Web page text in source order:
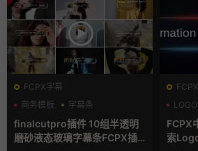
FCPX字幕
商务模板
字幕条
finalcutpro插件 10组半透明
磨砂液态玻璃字幕条FCPX插
支持
FCPX
索